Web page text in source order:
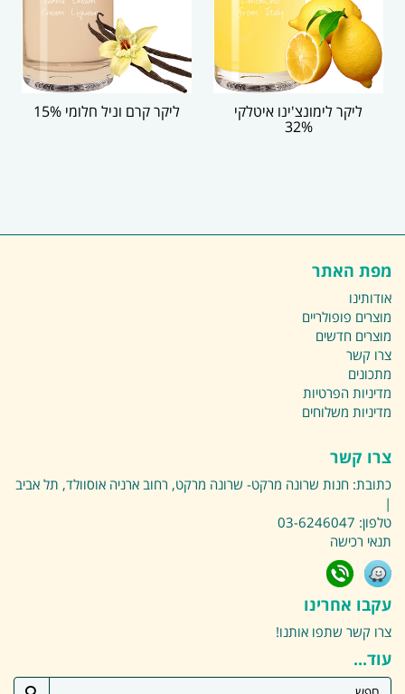
ליקר לימונצ'ינו איטלקי
32%
ליקר קרם וניל חלומי 15%
מפת האתר
אודותינו
מוצרים פופולריים
מוצרים חדשים
צרו קשר
מתכונים
מדיניות הפרטיות
מדיניות משלוחים
צרו קשר
כתובת: חנות שרונה מרקט- שרונה מרקט, רחוב ארניה אוסוולד, תל אביב
|
טלפון: 03-6246047
תנאי רכישה
עקבו אחרינו
צרו קשר שתפו אותנו!
עוד...